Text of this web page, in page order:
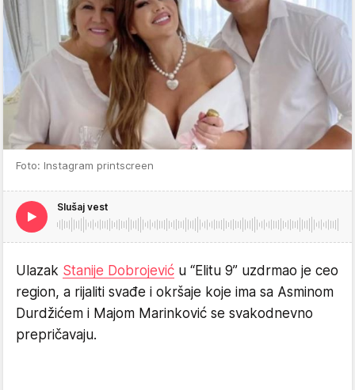
Foto: Instagram printscreen
Slušaj vest
Ulazak Stanije Dobrojević u “Elitu 9” uzdrmao je ceo
region, a rijaliti svađe i okršaje koje ima sa Asminom
Durdžićem i Majom Marinković se svakodnevno
prepričavaju.